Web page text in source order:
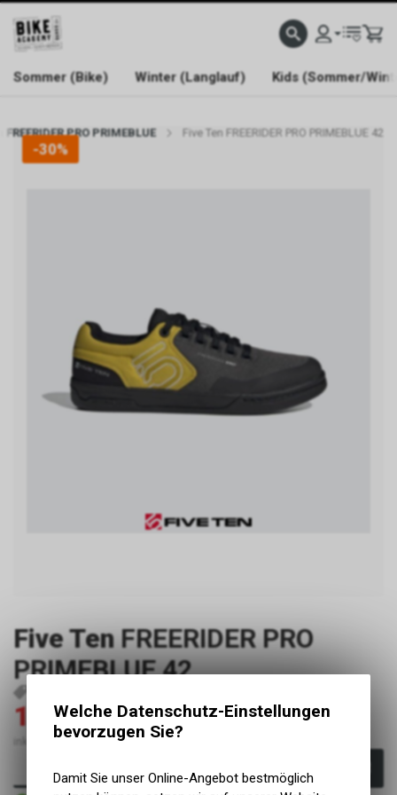
WELCOME TO BIKE ACADEMY
Sommer (Bike) Winter (Langlauf) Kids (Sommer/
PRO PRIMEBLUE Five Ten FREERIDER PRO PRIMEBLUE 42
-30%
Five Ten FREERIDER PRO
PRIMEBLUE 42
119.00CHF170.00CHF
inkl. MwSt., zzgl. Versandkosten
Welche Datenschutz-Einstellungen
bevorzugen Sie?
Damit Sie unser Online-Angebot bestmöglich